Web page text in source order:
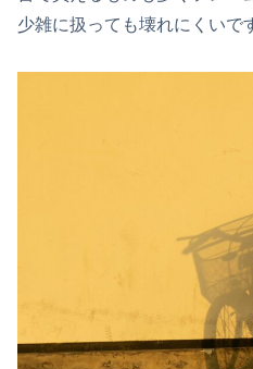
少雑に扱っても壊れにくいで